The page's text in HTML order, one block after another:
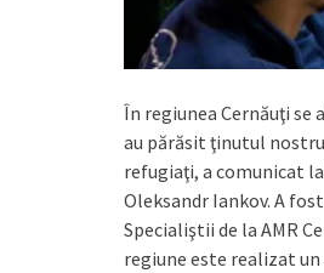
În regiunea Cernăuţi se
au părăsit ţinutul
refugiaţi, a comunicat
Oleksandr Iankov. A
Specialiştii de la AMR
regiune este realizat